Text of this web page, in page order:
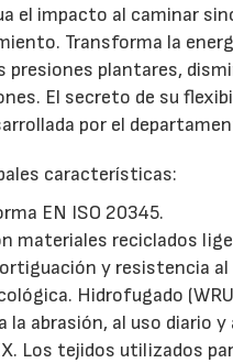
el impacto al caminar
Transforma la
presiones plantares,
El secreto de su
por el
características:
EN ISO 20345.
materiales reciclados
y resistencia
Hidrofugado
abrasión, al uso diario
Los tejidos utilizados